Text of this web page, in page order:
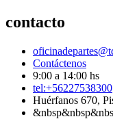
contacto
Contáctenos
9:00 a 14:00 hs
tel:+56227538300
Huérfanos 670,